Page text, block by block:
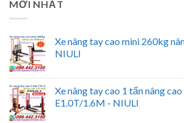
MỚI NHẤT
Xe nâng tay cao mini 260kg
NIULI
Xe nâng tay cao 1 tấn nâng
E1.0T/1.6M - NIULI